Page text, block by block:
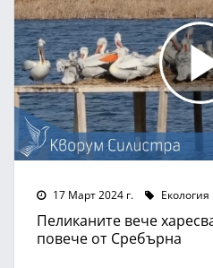
17 Март 2024 г. Екология
Пеликаните вече
повече от Сребърна